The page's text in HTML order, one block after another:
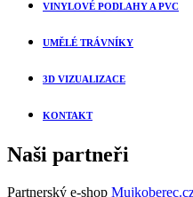
VINYLOVÉ PODLAHY A PVC
UMĚLÉ TRÁVNÍKY
3D VIZUALIZACE
KONTAKT
Naši partneři
Partnerský e-shop